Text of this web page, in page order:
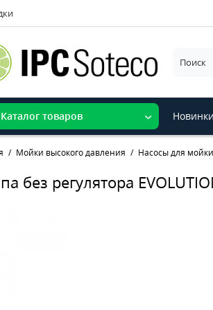
Каталог товаров
Мойки высокого давления Насосы для
без регулятора